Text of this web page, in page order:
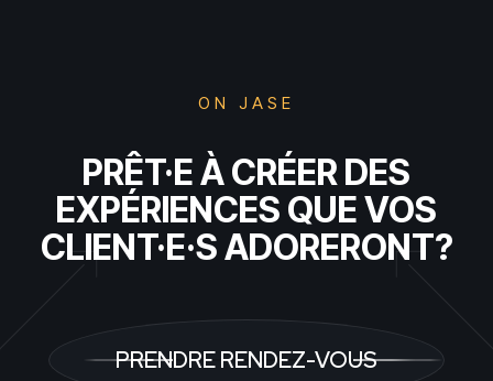
ON JASE
PRÊT·E À CRÉER DES
EXPÉRIENCES QUE VOS
CLIENT·E·S ADORERONT?
PRENDRE RENDEZ-VOUS